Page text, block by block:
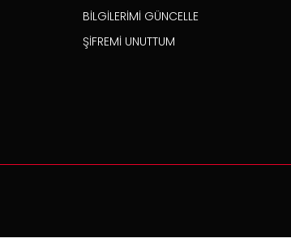
BİLGİLERİMİ GÜNCELLE
ŞİFREMİ UNUTTUM